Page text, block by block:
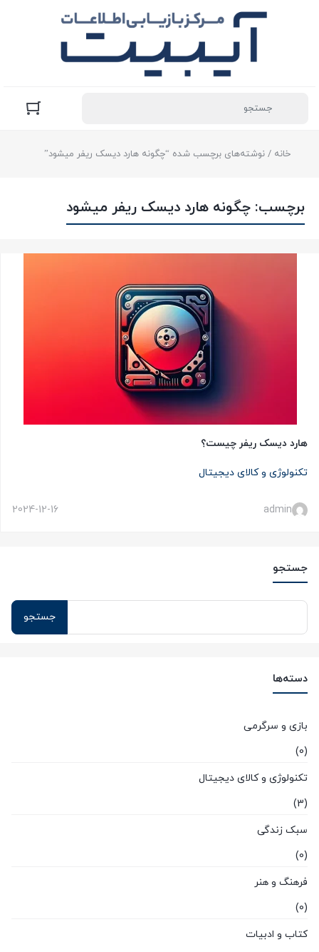
خانه / نوشته‌های برچسب شده “چگونه هارد دیسک ریفر میشود”
جستجو
برای:
دسته‌ها
بازی و سرگرمی
(0)
تکنولوژی و کالای دیجیتال
(3)
سبک زندگی
(0)
فرهنگ و هنر
(0)
کتاب و ادبیات
برچسب: چگونه هارد دیسک ریفر میشود
هارد دیسک ریفر چیست؟
تکنولوژی و کالای دیجیتال
admin
2024-12-16